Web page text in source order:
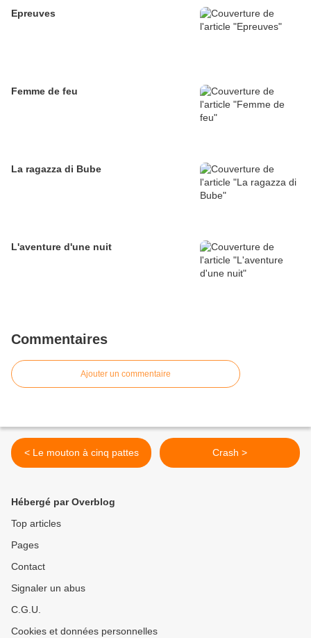
Epreuves
Femme de feu
La ragazza di Bube
L'aventure d'une nuit
Commentaires
Ajouter un commentaire
< Le mouton à cinq pattes Crash >
Hébergé par Overblog
Top articles
Pages
Contact
Signaler un abus
C.G.U.
Cookies et données personnelles